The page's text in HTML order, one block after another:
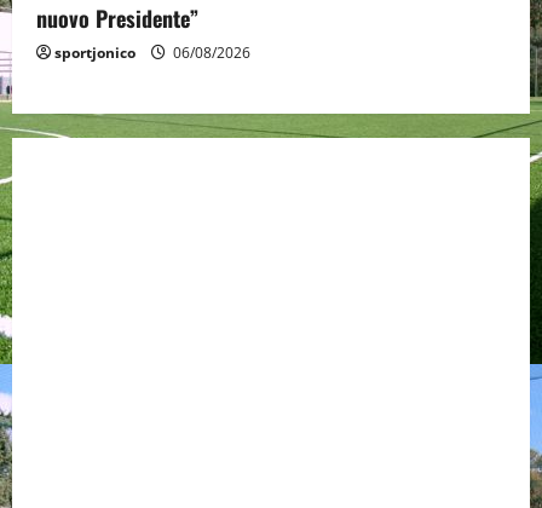
nuovo Presidente”
sportjonico 06/08/2026